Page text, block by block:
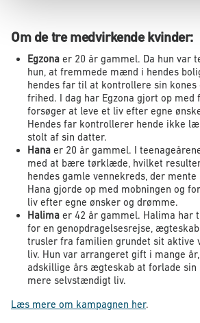
Om de tre medvirkende kvinder:
Egzona er 20 år gammel. Da hun var
hun, at fremmede mænd i hendes
hendes far til at kontrollere sin
frihed. I dag har Egzona gjort op med
forsøger at leve et liv efter egne
Hendes far kontrollerer hende ikke
stolt af sin datter.
Hana er 20 år gammel. I
med at bære tørklæde, hvilket
hendes gamle vennekreds, der
Hana gjorde op med mobningen og
liv efter egne ønsker og drømme.
Halima er 42 år gammel. Halima har
for en genopdragelsesrejse,
trusler fra familien grundet sit aktive
liv. Hun var arrangeret gift i mange
adskillige års ægteskab at forlade sin
mere selvstændigt liv.
Læs mere om kampagnen her.